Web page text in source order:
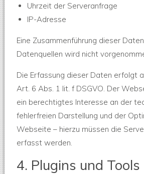
Uhrzeit der Serveranfrage
IP-Adresse
Eine Zusammenführung dieser
Datenquellen wird nicht
Die Erfassung dieser Daten erfolgt
Art. 6 Abs. 1 lit. f DSGVO. Der
ein berechtigtes Interesse an der
fehlerfreien Darstellung und der
Webseite – hierzu müssen die
erfasst werden.
4. Plugins und Tools